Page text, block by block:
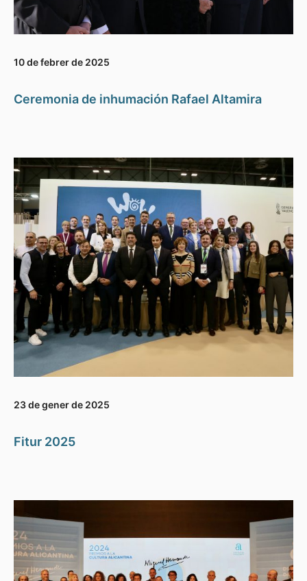
10 de febrer de 2025
Ceremonia de inhumación Rafael Altamira
23 de gener de 2025
Fitur 2025